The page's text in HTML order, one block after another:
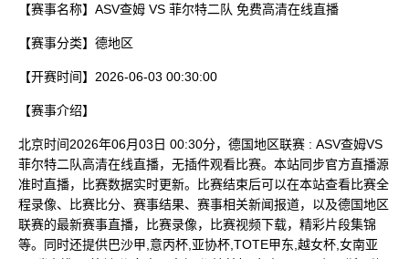
【赛事名称】 ASV查姆 VS 菲尔特二队 免费高清在线直播
【赛事分类】 德地区
【开赛时间】 2026-06-03 00:30:00
【赛事介绍】
北京时间2026年06月03日 00:30分，德国地区联赛 : ASV查姆VS
菲尔特二队高清在线直播，无插件观看比赛。本站同步官方直播源
准时直播，比赛数据实时更新。比赛结束后可以在本站查看比赛全
程录像、比赛比分、赛事结果、赛事相关新闻报道，以及德国地区
联赛的最新赛事直播，比赛录像，比赛视频下载，精彩片段集锦
等。同时还提供巴沙甲,意丙杯,亚协杯,TOTE甲东,越女杯,女南亚